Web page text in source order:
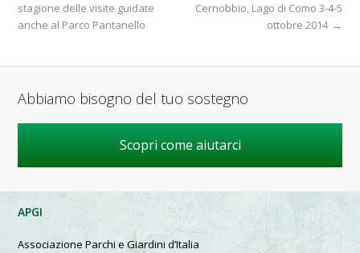
Cernobbio, Lago di Como 3-4-5
ottobre 2014 →
stagione delle visite guidate
anche al Parco Pantanello
Abbiamo bisogno del tuo sostegno
Scopri come aiutarci
APGI
Associazione Parchi e Giardini d’Italia